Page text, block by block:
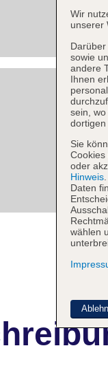
Wir
unserer
sowie
andere
Ihnen
sein,
dortigen
Sie
Cookies
oder
Hinweis
Daten
wählen